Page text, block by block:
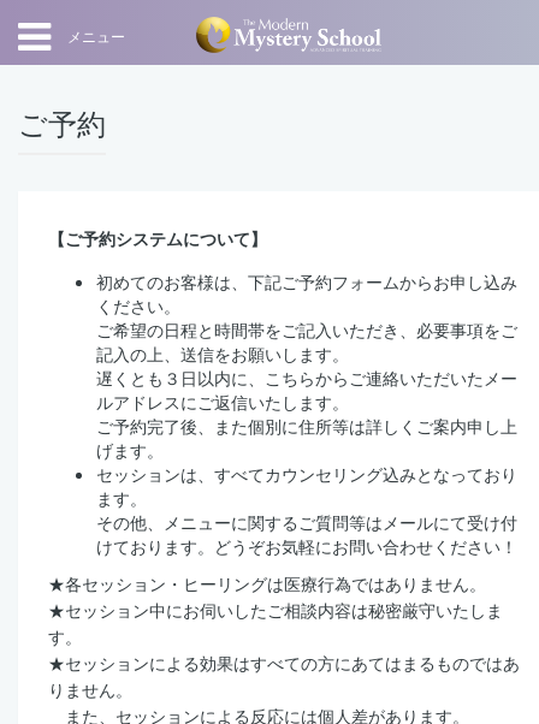
メニュー
ご予約
【ご予約システムについて】
初めてのお客様は、下記ご予約フォームからお申し込み
ください。
ご希望の日程と時間帯をご記入いただき、必要事項をご
記入の上、送信をお願いします。
遅くとも３日以内に、こちらからご連絡いただいたメー
ルアドレスにご返信いたします。
ご予約完了後、また個別に住所等は詳しくご案内申し上
げます。
セッションは、すべてカウンセリング込みとなっており
ます。
その他、メニューに関するご質問等はメールにて受け付
けております。どうぞお気軽にお問い合わせください！
★各セッション・ヒーリングは医療行為ではありません。
★セッション中にお伺いしたご相談内容は秘密厳守いたしま
す。
★セッションによる効果はすべての方にあてはまるものではあ
りません。
また、セッションによる反応には個人差があります。